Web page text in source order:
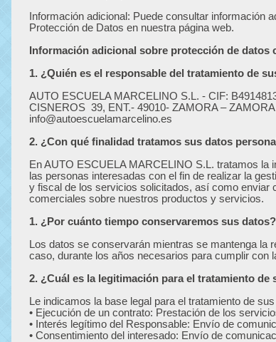
Información adicional: Puede consultar información
Protección de Datos en nuestra página web.
Información adicional sobre protección de datos
1. ¿Quién es el responsable del tratamiento de
AUTO ESCUELA MARCELINO S.L. - CIF:
CISNEROS 39, ENT.- 49010- ZAMORA –
info@autoescuelamarcelino.es
2. ¿Con qué finalidad tratamos sus datos
En AUTO ESCUELA MARCELINO S.L. tratamos la
las personas interesadas con el fin de realizar la
y fiscal de los servicios solicitados, así como enviar
comerciales sobre nuestros productos y servicios.
1. ¿Por cuánto tiempo conservaremos sus datos?
Los datos se conservarán mientras se mantenga la
caso, durante los años necesarios para cumplir con
2. ¿Cuál es la legitimación para el tratamiento de
Le indicamos la base legal para el tratamiento de
• Ejecución de un contrato: Prestación de los
• Interés legítimo del Responsable: Envío de
• Consentimiento del interesado: Envío de